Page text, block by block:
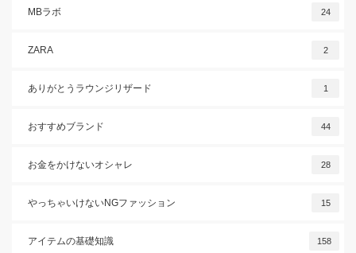
MBラボ 24
ZARA 2
ありがとうラウンジリザード 1
おすすめブランド 44
お金をかけないオシャレ 28
やっちゃいけないNGファッション 15
アイテムの基礎知識 158